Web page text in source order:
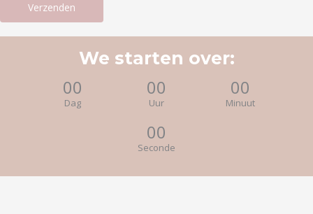
Verzenden
We starten over:
00
Dag
00
Uur
00
Minuut
00
Seconde